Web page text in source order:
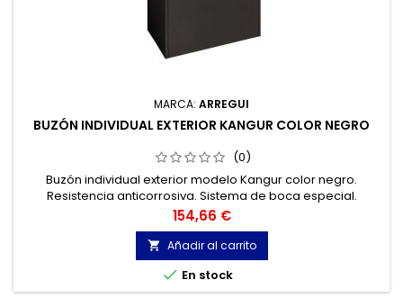
MARCA: ARREGUI
BUZÓN INDIVIDUAL EXTERIOR KANGUR COLOR NEGRO
(0)
Buzón individual exterior modelo Kangur color negro.
Resistencia anticorrosiva. Sistema de boca especial.
Precio
154,66 €
 Añadir al carrito
 En stock